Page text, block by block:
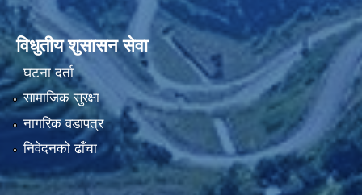
विधुतीय शुसासन सेवा
घटना दर्ता
सामाजिक सुरक्षा
नागरिक वडापत्र
निवेदनको ढाँचा